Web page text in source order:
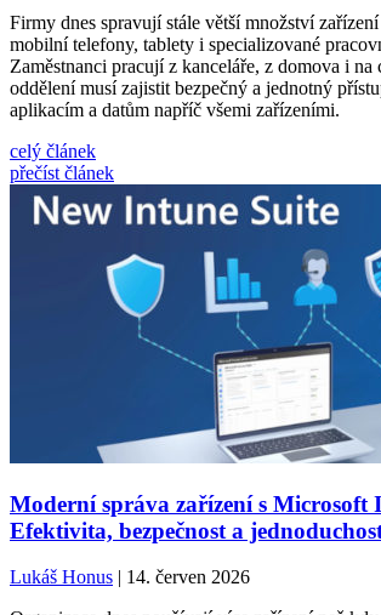
Firmy dnes spravují stále větší množství
mobilní telefony, tablety i specializované
Zaměstnanci pracují z kanceláře, z domova i na
oddělení musí zajistit bezpečný a jednotný
aplikacím a datům napříč všemi zařízeními.
celý článek
přečíst článek
Moderní správa zařízení s Microsoft
Efektivita, bezpečnost a
Lukáš Honus | 14. červen 2026